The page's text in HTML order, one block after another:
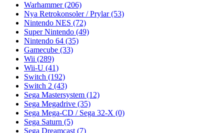
Warhammer(206)
Nya Retrokonsoler / Prylar(53)
Nintendo NES (72)
Super Nintendo (49)
Nintendo 64 (35)
Gamecube (33)
Wii (289)
Wii-U (41)
Switch (192)
Switch 2 (43)
Sega Mastersystem (12)
Sega Megadrive (35)
Sega Mega-CD / Sega 32-X (0)
Sega Saturn (5)
Sega Dreamcast (7)